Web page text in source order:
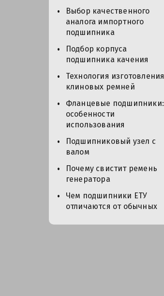
Выбор качественного
аналога импортного
подшипника
Подбор корпуса
подшипника качения
Технология изготовления
клиновых ремней
Фланцевые подшипники:
особенности
использования
Подшипниковый узел с
валом
Почему свистит ремень
генератора
Чем подшипники ЕТУ
отличаются от обычных